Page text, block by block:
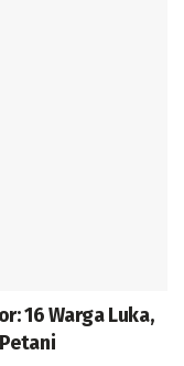
16 Warga Luka,